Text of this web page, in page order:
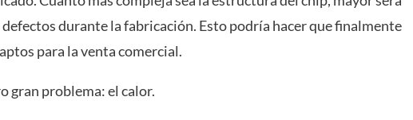
durante la fabricación. Esto podría hacer que finalmente
para la venta comercial.
gran problema: el calor.